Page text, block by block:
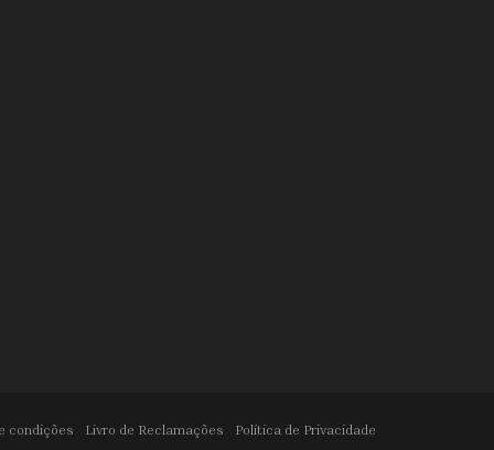
condições Livro de Reclamações Política de Privacidade